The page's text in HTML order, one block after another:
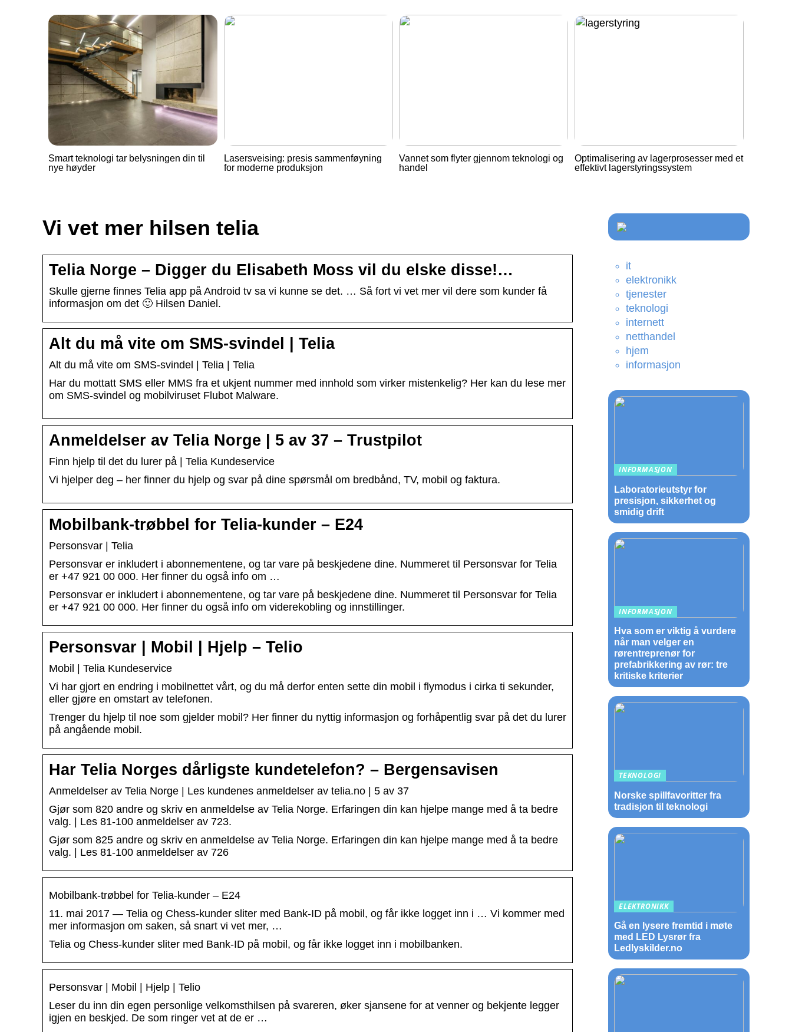
Smart teknologi tar belysningen din til
nye høyder
Lasersveising: presis sammenføyning
for moderne produksjon
Vannet som flyter gjennom teknologi og
handel
Optimalisering av lagerprosesser med et
effektivt lagerstyringssystem
Vi vet mer hilsen telia
Telia Norge – Digger du Elisabeth Moss vil du elske disse!…
Skulle gjerne finnes Telia app på Android tv sa vi kunne se det. … Så fort vi vet mer vil dere som kunder få
informasjon om det 🙂 Hilsen Daniel.
Alt du må vite om SMS-svindel | Telia
Alt du må vite om SMS-svindel | Telia | Telia
Har du mottatt SMS eller MMS fra et ukjent nummer med innhold som virker mistenkelig? Her kan du lese mer
om SMS-svindel og mobilviruset Flubot Malware.
Anmeldelser av Telia Norge | 5 av 37 – Trustpilot
Finn hjelp til det du lurer på | Telia Kundeservice
Vi hjelper deg – her finner du hjelp og svar på dine spørsmål om bredbånd, TV, mobil og faktura.
Mobilbank-trøbbel for Telia-kunder – E24
Personsvar | Telia
Personsvar er inkludert i abonnementene, og tar vare på beskjedene dine. Nummeret til Personsvar for Telia
er +47 921 00 000. Her finner du også info om …
Personsvar er inkludert i abonnementene, og tar vare på beskjedene dine. Nummeret til Personsvar for Telia
er +47 921 00 000. Her finner du også info om viderekobling og innstillinger.
Personsvar | Mobil | Hjelp – Telio
Mobil | Telia Kundeservice
Vi har gjort en endring i mobilnettet vårt, og du må derfor enten sette din mobil i flymodus i cirka ti sekunder,
eller gjøre en omstart av telefonen.
Trenger du hjelp til noe som gjelder mobil? Her finner du nyttig informasjon og forhåpentlig svar på det du lurer
på angående mobil.
Har Telia Norges dårligste kundetelefon? – Bergensavisen
Anmeldelser av Telia Norge | Les kundenes anmeldelser av telia.no | 5 av 37
Gjør som 820 andre og skriv en anmeldelse av Telia Norge. Erfaringen din kan hjelpe mange med å ta bedre
valg. | Les 81-100 anmeldelser av 723.
Gjør som 825 andre og skriv en anmeldelse av Telia Norge. Erfaringen din kan hjelpe mange med å ta bedre
valg. | Les 81-100 anmeldelser av 726
Mobilbank-trøbbel for Telia-kunder – E24
11. mai 2017 — Telia og Chess-kunder sliter med Bank-ID på mobil, og får ikke logget inn i … Vi kommer med
mer informasjon om saken, så snart vi vet mer, …
Telia og Chess-kunder sliter med Bank-ID på mobil, og får ikke logget inn i mobilbanken.
Personsvar | Mobil | Hjelp | Telio
Leser du inn din egen personlige velkomsthilsen på svareren, øker sjansene for at venner og bekjente legger
igjen en beskjed. De som ringer vet at de er …
it
elektronikk
tjenester
teknologi
internett
netthandel
hjem
informasjon
INFORMASJON
Laboratorieutstyr for
presisjon, sikkerhet og
smidig drift
INFORMASJON
Hva som er viktig å vurdere
når man velger en
rørentreprenør for
prefabrikkering av rør: tre
kritiske kriterier
TEKNOLOGI
Norske spillfavoritter fra
tradisjon til teknologi
ELEKTRONIKK
Gå en lysere fremtid i møte
med LED Lysrør fra
Ledlyskilder.no